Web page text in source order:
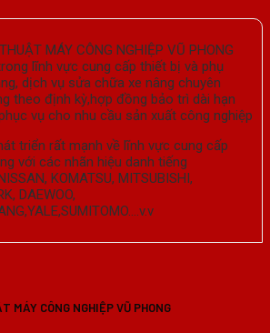
MÁY CÔNG NGHIỆP VŨ PHONG
lĩnh vực cung cấp thiết bị và phụ
dịch vụ sửa chữa xe nâng chuyên
theo định kỳ,hợp đồng bảo trì dài hạn
vụ cho nhu cầu sản xuất công nghiệp
triển rất mạnh về lĩnh vực cung cấp
với các nhãn hiệu danh tiếng
KOMATSU, MITSUBISHI,
DAEWOO,
MÁY CÔNG NGHIỆP VŨ PHONG